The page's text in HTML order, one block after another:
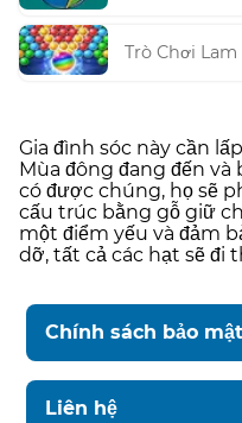
Trò Chơi
Gia đình sóc này cần
Mùa đông đang đến
có được chúng, họ sẽ
cấu trúc bằng gỗ giữ
một điểm yếu và đảm
dỡ, tất cả các hạt sẽ đi
Chính sách bảo mật
Liên hệ